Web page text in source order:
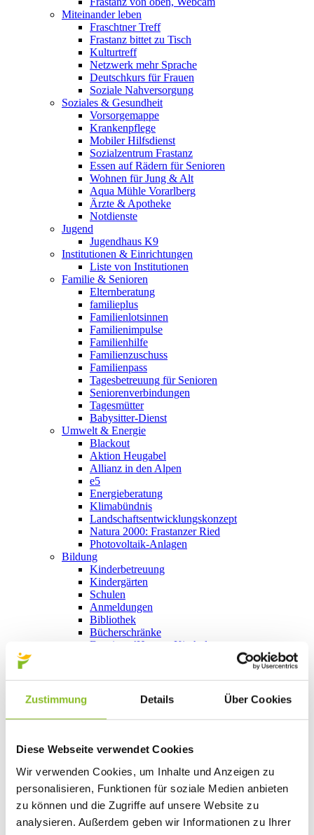
Zustimmung Details Über Cookies
Diese Webseite verwendet Cookies
Wir verwenden Cookies, um Inhalte und Anzeigen zu
personalisieren, Funktionen für soziale Medien anbieten
zu können und die Zugriffe auf unsere Website zu
analysieren. Außerdem geben wir Informationen zu Ihrer
Miteinander leben
Fraschtner Treff
Frastanz bittet zu Tisch
Kulturtreff
Netzwerk mehr Sprache
Deutschkurs für Frauen
Soziale Nahversorgung
Soziales & Gesundheit
Vorsorgemappe
Krankenpflege
Mobiler Hilfsdienst
Sozialzentrum Frastanz
Essen auf Rädern für Senioren
Wohnen für Jung & Alt
Aqua Mühle Vorarlberg
Ärzte & Apotheke
Notdienste
Jugend
Jugendhaus K9
Institutionen & Einrichtungen
Liste von Institutionen
Familie & Senioren
Elternberatung
familieplus
Familienlotsinnen
Familienimpulse
Familienhilfe
Familienzuschuss
Familienpass
Tagesbetreuung für Senioren
Seniorenverbindungen
Tagesmütter
Babysitter-Dienst
Umwelt & Energie
Blackout
Aktion Heugabel
Allianz in den Alpen
e5
Energieberatung
Klimabündnis
Landschaftsentwicklungskonzept
Natura 2000: Frastanzer Ried
Photovoltaik-Anlagen
Bildung
Kinderbetreuung
Kindergärten
Schulen
Anmeldungen
Bibliothek
Bücherschränke
Domino s’Hus am Kirchplatz
Vorarlberger Museumswelt
Tabakausstellung
Bibliothek
Essen und Trinken in Frastanz
Naturbad Untere Au
Schwimmbad Felsenau
Wandern in Frastanz
Schilift Bazora
Spiel- und Sportstätten